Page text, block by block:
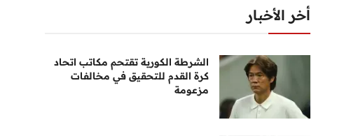
أخر الأخبار
الشرطة الكورية تقتحم مكاتب اتحاد
كرة القدم للتحقيق في مخالفات
مزعومة